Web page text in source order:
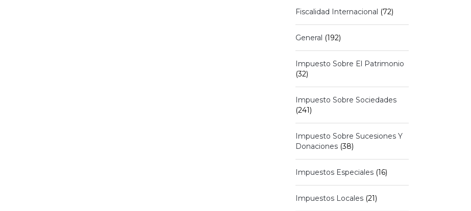
Fiscalidad Internacional (72)
General (192)
Impuesto Sobre El Patrimonio
(32)
Impuesto Sobre Sociedades
(241)
Impuesto Sobre Sucesiones Y
Donaciones(38)
Impuestos Especiales(16)
Impuestos Locales(21)